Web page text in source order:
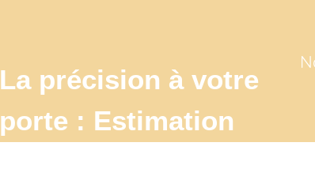
La précision à votre
porte : Estimation